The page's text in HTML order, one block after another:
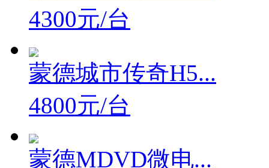
4300元/台
蒙德城市传奇H5...
4800元/台
蒙德MDVD微电...